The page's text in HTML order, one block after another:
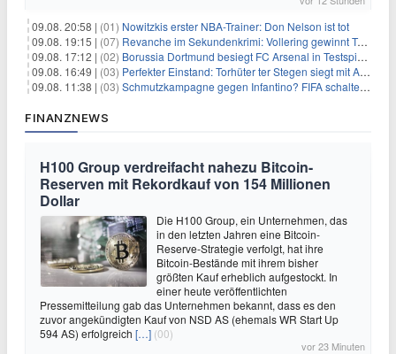
09.08. 20:58 | (01) Nowitzkis erster NBA-Trainer: Don Nelson ist tot
09.08. 19:15 | (07) Revanche im Sekundenkrimi: Vollering gewinnt Tour
09.08. 17:12 | (02) Borussia Dortmund besiegt FC Arsenal in Testspiel mit 3:2
09.08. 16:49 | (03) Perfekter Einstand: Torhüter ter Stegen siegt mit Ajax
09.08. 11:38 | (03) Schmutzkampagne gegen Infantino? FIFA schaltet auf Angriff
FINANZNEWS
H100 Group verdreifacht nahezu Bitcoin-
Reserven mit Rekordkauf von 154 Millionen
Dollar
Die H100 Group, ein Unternehmen, das
in den letzten Jahren eine Bitcoin-
Reserve-Strategie verfolgt, hat ihre
Bitcoin-Bestände mit ihrem bisher
größten Kauf erheblich aufgestockt. In
einer heute veröffentlichten
Pressemitteilung gab das Unternehmen bekannt, dass es den
zuvor angekündigten Kauf von NSD AS (ehemals WR Start Up
594 AS) erfolgreich […] (00)
vor 23 Minuten